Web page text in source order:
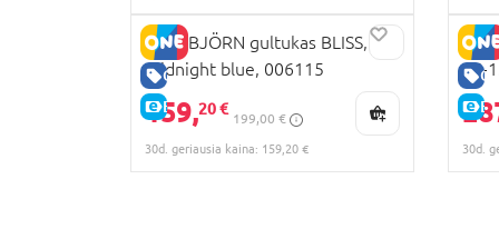
GERA KAINA
E-KAINA
BABYBJÖRN gultukas BLISS,
midnight blue, 006115
159,20 €
199,00 €
30d. geriausia kaina: 159,20 €
76-
30d.